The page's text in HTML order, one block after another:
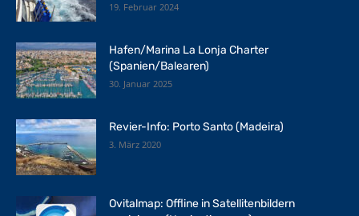
19. Februar 2024
Hafen/Marina La Lonja Charter
(Spanien/Balearen)
30. Januar 2025
Revier-Info: Porto Santo (Madeira)
3. März 2020
Ovitalmap: Offline in Satellitenbildern